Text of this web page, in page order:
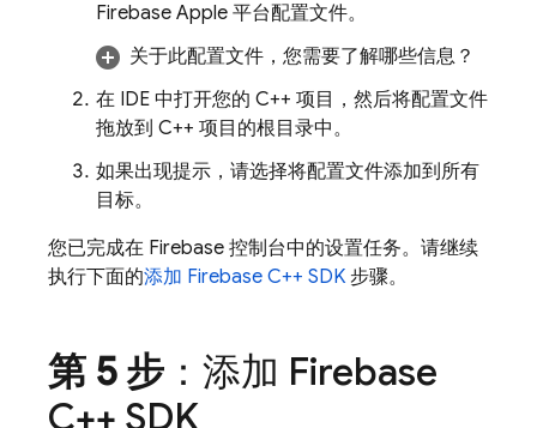
Firebase Apple 平台配置文件。
关于此配置文件，您需要了解哪些信息？
在 IDE 中打开您的 C++ 项目，然后将配置文件
拖放到 C++ 项目的根目录中。
如果出现提示，请选择将配置文件添加到所有
目标。
您已完成在 Firebase 控制台中的设置任务。请继续
执行下面的添加 Firebase C++ SDK 步骤。
第 5 步 ：添加 Firebase
C++ SDK